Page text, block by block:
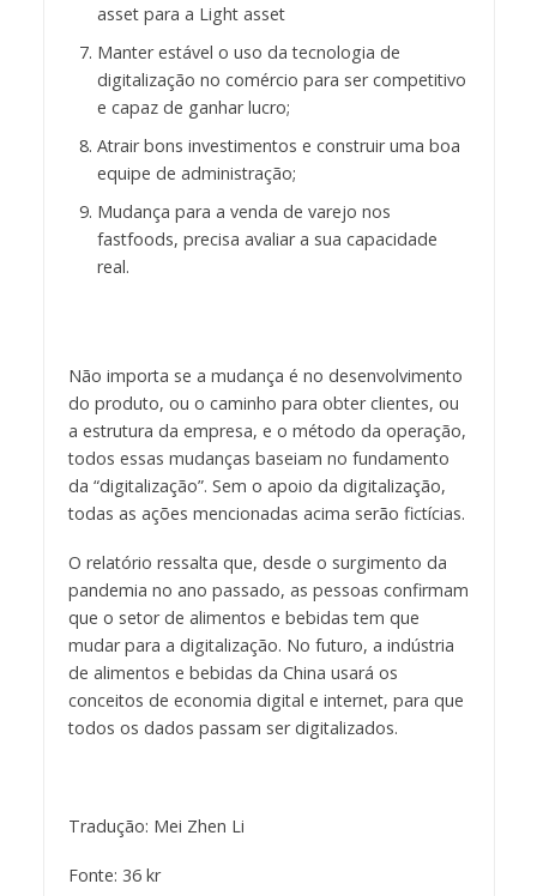
asset para a Light asset
Manter estável o uso da tecnologia de
digitalização no comércio para ser competitivo
e capaz de ganhar lucro;
Atrair bons investimentos e construir uma boa
equipe de administração;
Mudança para a venda de varejo nos
fastfoods, precisa avaliar a sua capacidade
real.
Não importa se a mudança é no desenvolvimento
do produto, ou o caminho para obter clientes, ou
a estrutura da empresa, e o método da operação,
todos essas mudanças baseiam no fundamento
da “digitalização”. Sem o apoio da digitalização,
todas as ações mencionadas acima serão fictícias.
O relatório ressalta que, desde o surgimento da
pandemia no ano passado, as pessoas confirmam
que o setor de alimentos e bebidas tem que
mudar para a digitalização. No futuro, a indústria
de alimentos e bebidas da China usará os
conceitos de economia digital e internet, para que
todos os dados passam ser digitalizados.
Tradução: Mei Zhen Li
Fonte: 36 kr